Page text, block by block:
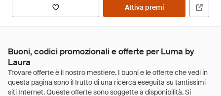
Attiva premi
Buoni, codici promozionali e offerte per Luma by
Laura